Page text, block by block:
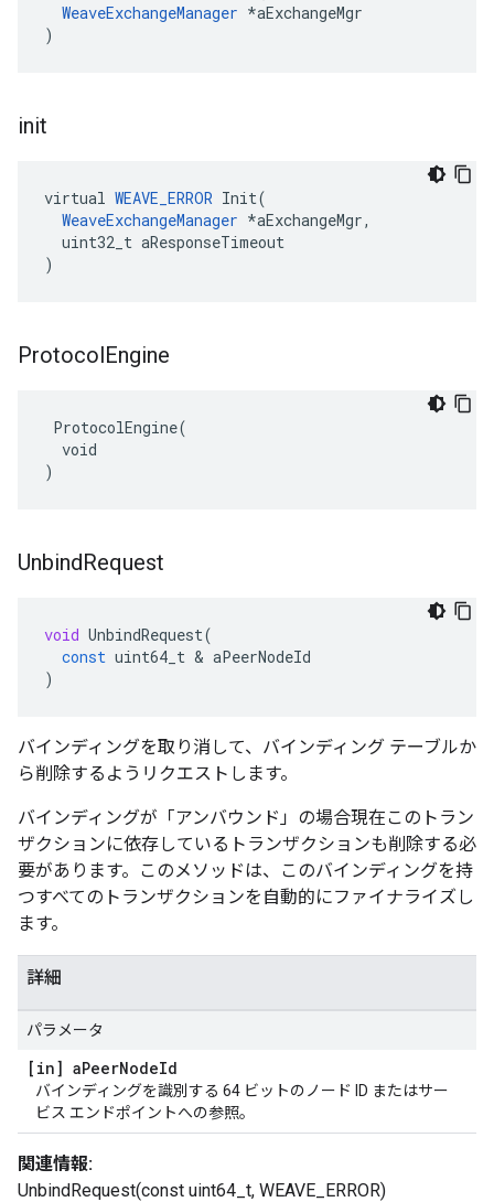
WeaveExchangeManager *aExchangeMgr
)
init
virtual WEAVE_ERROR Init(
WeaveExchangeManager *aExchangeMgr,
  uint32_t aResponseTimeout
)
ProtocolEngine
ProtocolEngine(
  void
)
UnbindRequest
void UnbindRequest(
const uint64_t & aPeerNodeId
)
バインディングを取り消して、バインディング テーブルか
ら削除するようリクエストします。
バインディングが「アンバウンド」の場合現在このトラン
ザクションに依存しているトランザクションも削除する必
要があります。このメソッドは、このバインディングを持
つすべてのトランザクションを自動的にファイナライズし
ます。
詳細
パラメータ
[in] aPeerNodeId
バインディングを識別する 64 ビットのノード ID またはサー
ビス エンドポイントへの参照。
関連情報:
UnbindRequest(const uint64_t, WEAVE_ERROR)